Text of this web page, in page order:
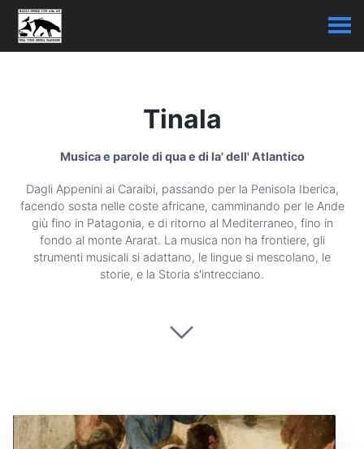
Tinala
Musica e parole di qua e di la' dell' Atlantico
Dagli Appenini ai Caraibi, passando per la Penisola Iberica,
facendo sosta nelle coste africane, camminando per le Ande
giù fino in Patagonia, e di ritorno al Mediterraneo, fino in
fondo al monte Ararat. La musica non ha frontiere, gli
strumenti musicali si adattano, le lingue si mescolano, le
storie, e la Storia s'intrecciano.